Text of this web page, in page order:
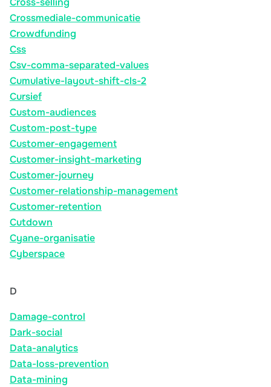
Crossmediale-communicatie
Crowdfunding
Css
Csv-comma-separated-values
Cumulative-layout-shift-cls-2
Cursief
Custom-audiences
Custom-post-type
Customer-engagement
Customer-insight-marketing
Customer-journey
Customer-relationship-management
Customer-retention
Cutdown
Cyane-organisatie
Cyberspace
D
Damage-control
Dark-social
Data-analytics
Data-loss-prevention
Data-mining